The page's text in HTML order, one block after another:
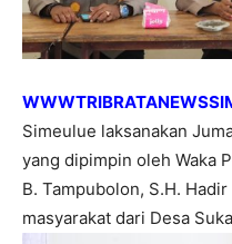
Simeulue laksanakan
yang dipimpin oleh Waka
B. Tampubolon, S.H.
masyarakat dari Desa